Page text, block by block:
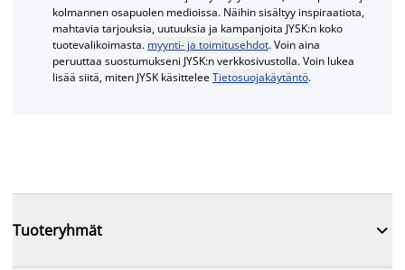
kolmannen osapuolen medioissa. Näihin sisältyy inspiraatiota,
mahtavia tarjouksia, uutuuksia ja kampanjoita JYSK:n koko
tuotevalikoimasta. myynti- ja toimitusehdot. Voin aina
peruuttaa suostumukseni JYSK:n verkkosivustolla. Voin lukea
lisää siitä, miten JYSK käsitteleeTietosuojakäytäntö.
Tuoteryhmät 